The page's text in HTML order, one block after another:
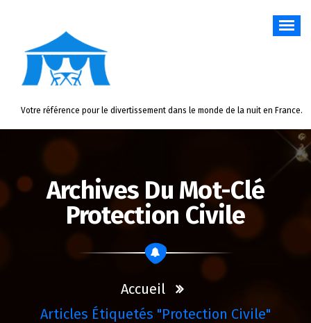
Votre référence pour le divertissement dans le monde de la nuit en France.
Archives Du Mot-Clé
Protection Civile
Accueil
Articles Étiquetés "protection Civile"